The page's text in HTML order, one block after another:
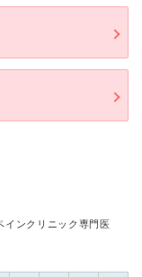
インクリニック専門医